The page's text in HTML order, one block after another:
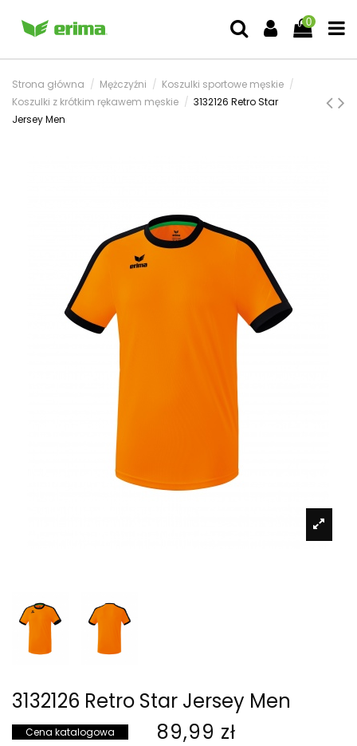
0
Strona główna Mężczyźni
Koszulki sportowe męskie
Koszulki z krótkim rękawem męskie
3132126 Retro Star
Jersey Men
3132126 Retro Star Jersey Men
Cena katalogowa 89,99 zł